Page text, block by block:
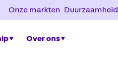
Onze markten Duurzaamheid
Over ons